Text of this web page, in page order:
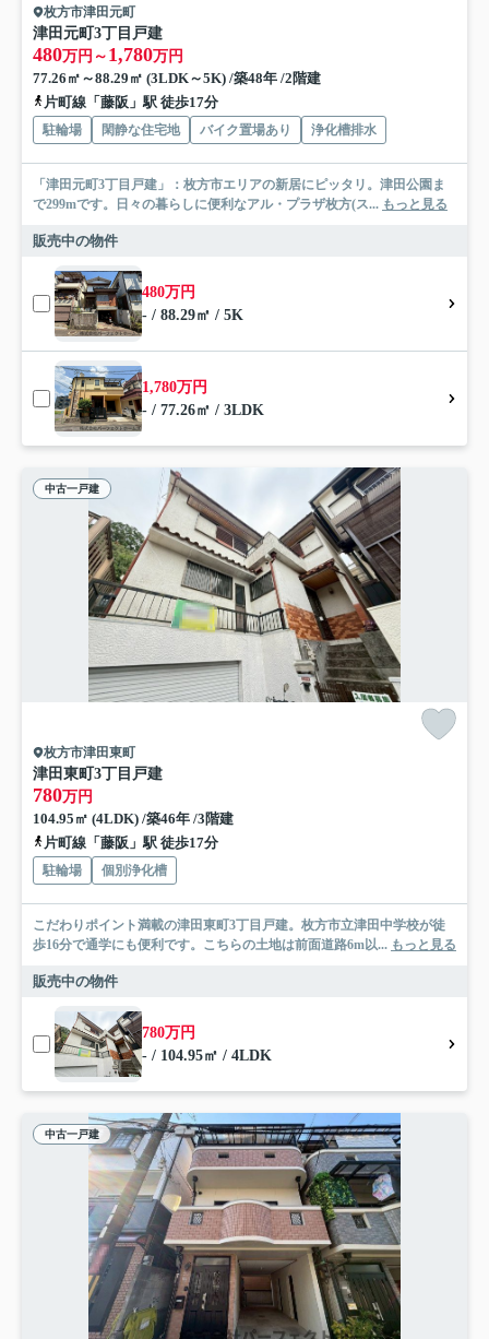
枚方市津田元町
津田元町3丁目戸建
480万円～ 1,780万円
77.26㎡～88.29㎡ (3LDK～5K) /築48年 /2階建
片町線「藤阪」駅 徒歩17分
駐輪場 閑静な住宅地 バイク置場あり 浄化槽排水
「津田元町3丁目戸建」：枚方市エリアの新居にピッタリ。津田公園ま
で299mです。日々の暮らしに便利なアル・プラザ枚方(ス... もっと見る
販売中の物件
480万円
- / 88.29㎡ / 5K
1,780万円
- / 77.26㎡ / 3LDK
中古一戸建
枚方市津田東町
津田東町3丁目戸建
780万円
104.95㎡ (4LDK) /築46年 /3階建
片町線「藤阪」駅 徒歩17分
駐輪場 個別浄化槽
こだわりポイント満載の津田東町3丁目戸建。枚方市立津田中学校が徒
歩16分で通学にも便利です。こちらの土地は前面道路6m以... もっと見る
販売中の物件
780万円
- / 104.95㎡ / 4LDK
中古一戸建